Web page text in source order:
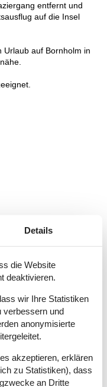
entfernt und
auf die Insel
Urlaub auf Bornholm in
Details
die Website
deaktivieren.
wir Ihre Statistiken
verbessern und
anonymisierte
akzeptieren, erklären
zu Statistiken), dass
an Dritte